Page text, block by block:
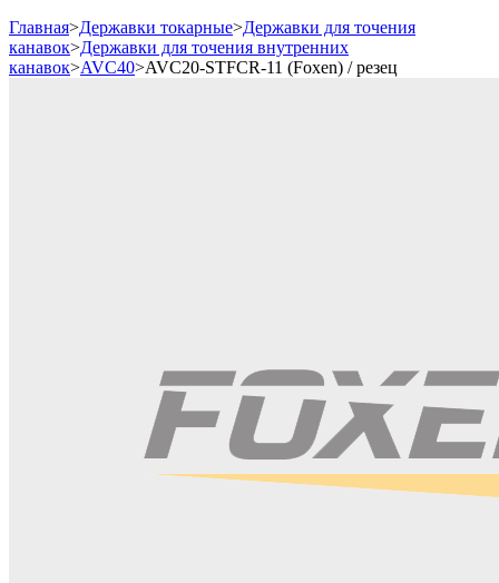
Главная>Державки токарные>Державки для точения
канавок>Державки для точения внутренних
канавок>AVС40>AVC20-STFCR-11 (Foxen) / резец